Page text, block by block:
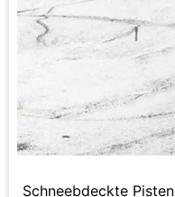
Schneebdeckte Pisten